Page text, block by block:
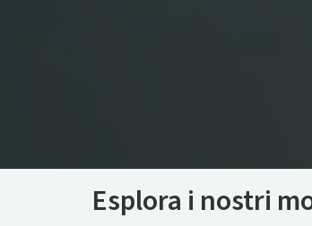
Esplora i nostri